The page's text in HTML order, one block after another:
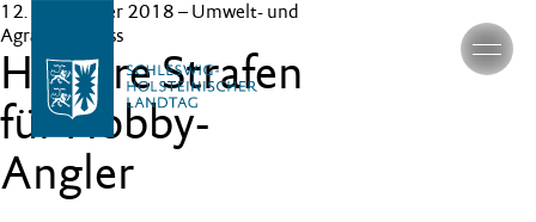
12. September 2018 – Umwelt- und
Agrarausschuss
Härtere Strafen
für Hobby-
Angler